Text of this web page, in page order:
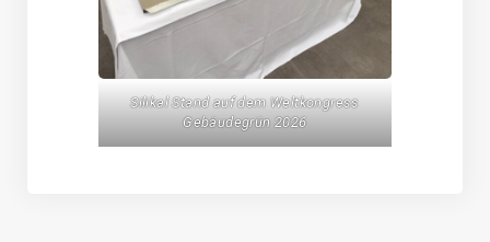
Silikal Stand auf dem Weltkongress
Gebäudegrün 2026